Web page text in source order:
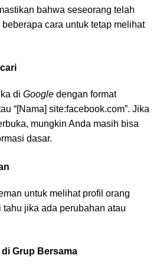
bahwa seseorang telah
cara untuk tetap melihat
di Google dengan format
“[Nama] site:facebook.com”. Jika
mungkin Anda masih bisa
dasar.
untuk melihat profil orang
tahu jika ada perubahan atau
Grup Bersama